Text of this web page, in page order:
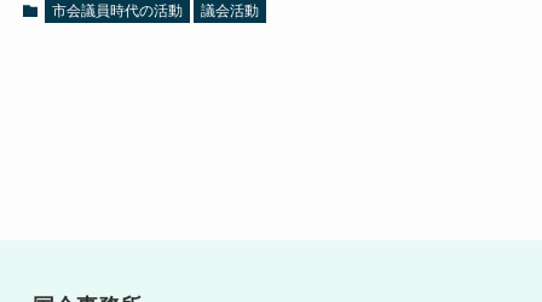
市会議員時代の活動 議会活動